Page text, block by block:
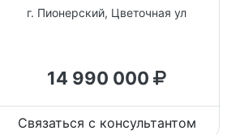
г. Пионерский, Цветочная ул
14 990 000
Связаться с консультантом